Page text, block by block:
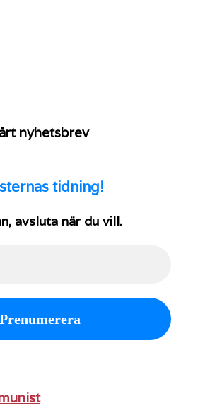
nyhetsbrev
tidning!
avsluta när du vill.